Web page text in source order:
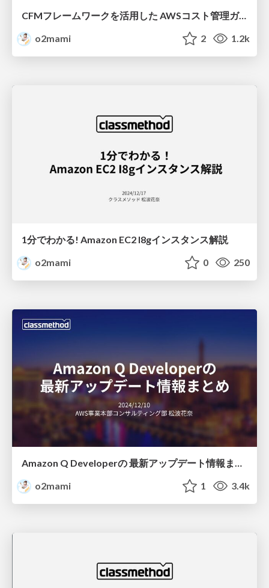
CFMフレームワークを活用した AWSコスト管理ガイドラインを策定した話
o2mami
2 1.2k
1分でわかる! Amazon EC2 I8gインスタンス解説
o2mami
0 250
Amazon Q Developerの 最新アップデート情報まとめ
o2mami
1 3.4k